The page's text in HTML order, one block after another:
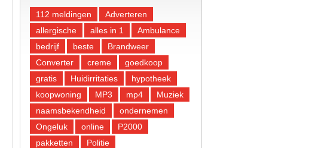
112 meldingen
Adverteren
allergische
alles in 1
Ambulance
bedrijf
beste
Brandweer
Converter
creme
goedkoop
gratis
Huidirritaties
hypotheek
koopwoning
MP3 mp4
Muziek
naamsbekendheid
ondernemen
Ongeluk
online
P2000
pakketten
Politie